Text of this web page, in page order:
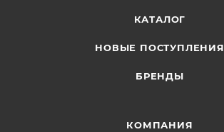
КАТАЛОГ
НОВЫЕ ПОСТУПЛЕНИЯ
БРЕНДЫ
КОМПАНИЯ